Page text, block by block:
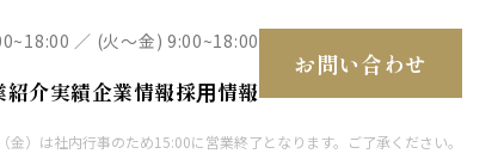
／ (火～金) 9:00~18:00
紹介実績企業情報採⽤情報
お問い合わせ
金）は社内行事のため15:00に営業終了となります。ご了承ください。